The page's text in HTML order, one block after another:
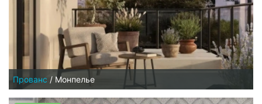
Прованс / Монпелье